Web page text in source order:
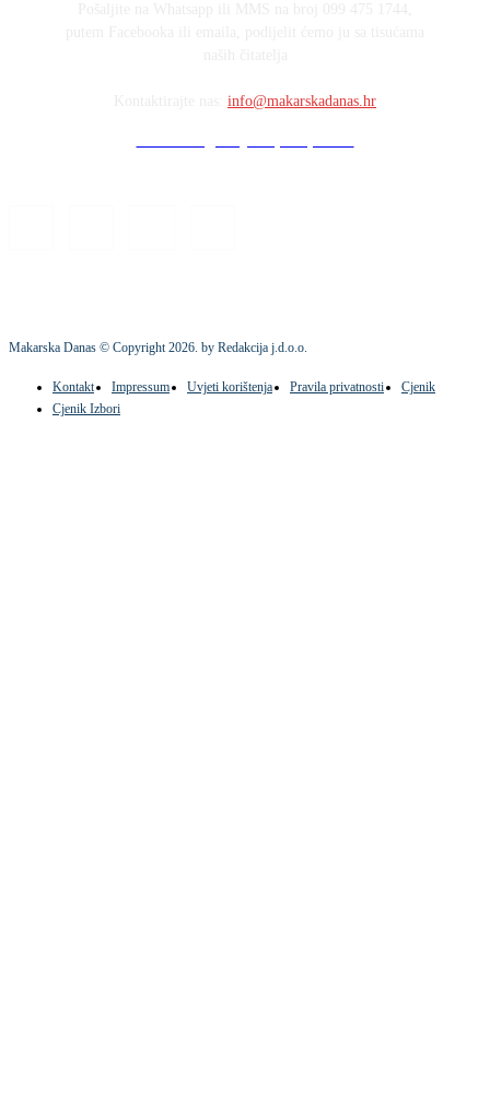
info@makarskadanas.hr
Makarska Danas © Copyright2026. by Redakcija j.d.o.o.
Kontakt Impressum Uvjeti korištenja Pravila privatnosti
Cjenik
Cjenik Izbori